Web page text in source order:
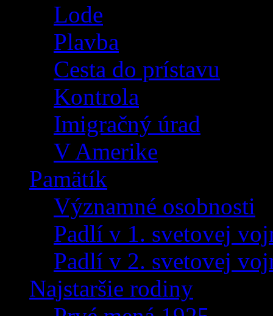
Lode
Plavba
Cesta do prístavu
Kontrola
Imigračný úrad
V Amerike
Pamätík
Významné osobnosti
Padlí v 1. svetovej
Padlí v 2. svetovej
Najstaršie rodiny